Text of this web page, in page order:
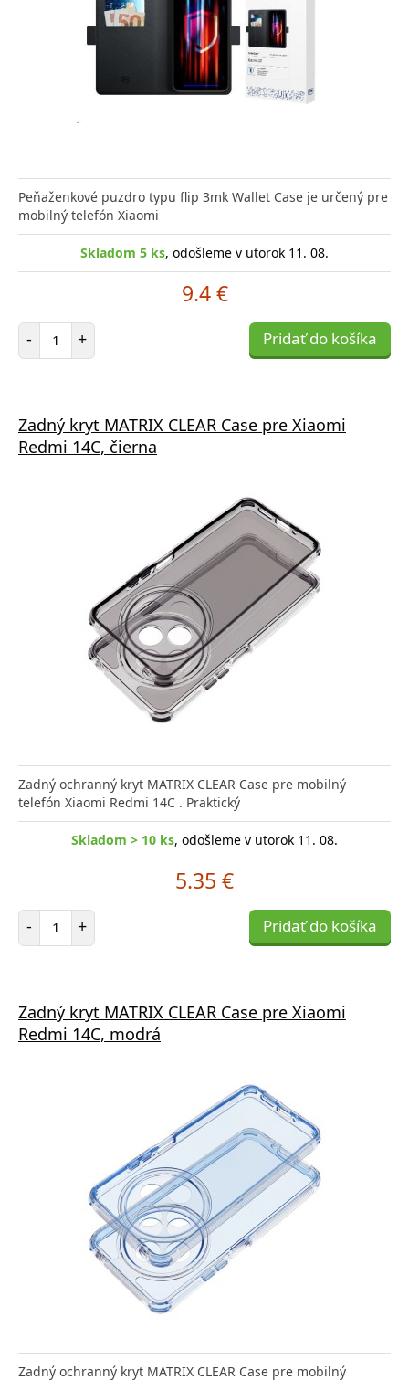
Peňaženkové puzdro typu flip 3mk Wallet Case je určený pre
mobilný telefón Xiaomi
Skladom 5 ks, odošleme v utorok 11. 08.
9.4 €
- Počet položiek
+ Pridať do košíka
Zadný kryt MATRIX CLEAR Case pre Xiaomi
Redmi 14C, čierna
Zadný ochranný kryt MATRIX CLEAR Case pre mobilný
telefón Xiaomi Redmi 14C . Praktický
Skladom > 10 ks, odošleme v utorok 11. 08.
5.35 €
- Počet položiek
+ Pridať do košíka
Zadný kryt MATRIX CLEAR Case pre Xiaomi
Redmi 14C, modrá
Zadný ochranný kryt MATRIX CLEAR Case pre mobilný